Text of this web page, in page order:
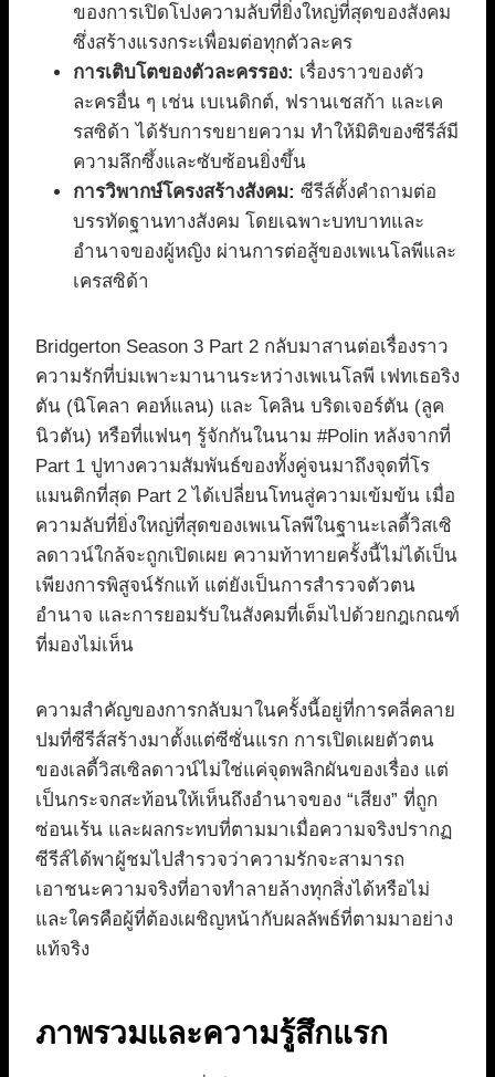
ของการเปิดโปงความลับที่ยิ่งใหญ่ที่สุดของสังคม
ซึ่งสร้างแรงกระเพื่อมต่อทุกตัวละคร
การเติบโตของตัวละครรอง: เรื่องราวของตัว
ละครอื่น ๆ เช่น เบเนดิกต์, ฟรานเชสก้า และเค
รสซิด้า ได้รับการขยายความ ทำให้มิติของซีรีส์มี
ความลึกซึ้งและซับซ้อนยิ่งขึ้น
การวิพากษ์โครงสร้างสังคม: ซีรีส์ตั้งคำถามต่อ
บรรทัดฐานทางสังคม โดยเฉพาะบทบาทและ
อำนาจของผู้หญิง ผ่านการต่อสู้ของเพเนโลพีและ
เครสซิด้า
Bridgerton Season 3 Part 2 กลับมาสานต่อเรื่องราว
ความรักที่บ่มเพาะมานานระหว่างเพเนโลพี เฟทเธอริง
ตัน (นิโคลา คอห์แลน) และ โคลิน บริดเจอร์ตัน (ลูค
นิวตัน) หรือที่แฟนๆ รู้จักกันในนาม #Polin หลังจากที่
Part 1 ปูทางความสัมพันธ์ของทั้งคู่จนมาถึงจุดที่โร
แมนติกที่สุด Part 2 ได้เปลี่ยนโทนสู่ความเข้มข้น เมื่อ
ความลับที่ยิ่งใหญ่ที่สุดของเพเนโลพีในฐานะเลดี้วิสเซิ
ลดาวน์ใกล้จะถูกเปิดเผย ความท้าทายครั้งนี้ไม่ได้เป็น
เพียงการพิสูจน์รักแท้ แต่ยังเป็นการสำรวจตัวตน
อำนาจ และการยอมรับในสังคมที่เต็มไปด้วยกฎเกณฑ์
ที่มองไม่เห็น
ความสำคัญของการกลับมาในครั้งนี้อยู่ที่การคลี่คลาย
ปมที่ซีรีส์สร้างมาตั้งแต่ซีซั่นแรก การเปิดเผยตัวตน
ของเลดี้วิสเซิลดาวน์ไม่ใช่แค่จุดพลิกผันของเรื่อง แต่
เป็นกระจกสะท้อนให้เห็นถึงอำนาจของ “เสียง” ที่ถูก
ซ่อนเร้น และผลกระทบที่ตามมาเมื่อความจริงปรากฏ
ซีรีส์ได้พาผู้ชมไปสำรวจว่าความรักจะสามารถ
เอาชนะความจริงที่อาจทำลายล้างทุกสิ่งได้หรือไม่
และใครคือผู้ที่ต้องเผชิญหน้ากับผลลัพธ์ที่ตามมาอย่าง
แท้จริง
ภาพรวมและความรู้สึกแรก